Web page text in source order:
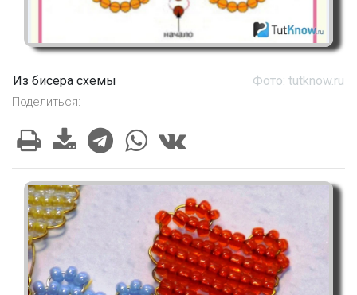
Из бисера схемы Фото: tutknow.ru
Поделиться: